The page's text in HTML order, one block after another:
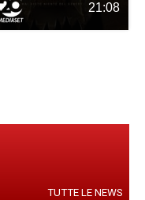
21:08
TUTTE LE NEWS